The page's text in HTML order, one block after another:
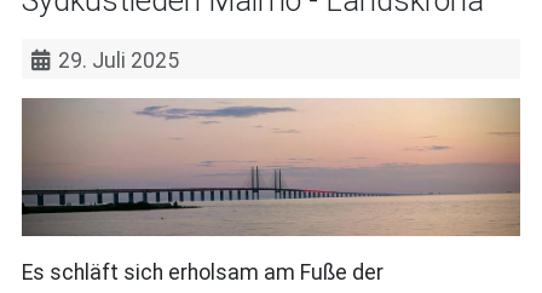
29. Juli 2025
Es schläft sich erholsam am Fuße der